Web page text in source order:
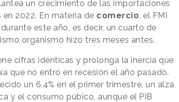
un crecimiento de las importaciones
en 2022. En materia de comercio , el FMI
este año, es decir, un cuarto de
organismo hizo tres meses antes.
cifras idénticas y prolonga la inercia que
que no entró en recesión el año pasado.
un 6,4% en el primer trimestre, un alza
y el consumo púbico, aunque el PIB